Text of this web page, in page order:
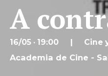
A
16/05 · 19:00 Cine
Academia de Cine -